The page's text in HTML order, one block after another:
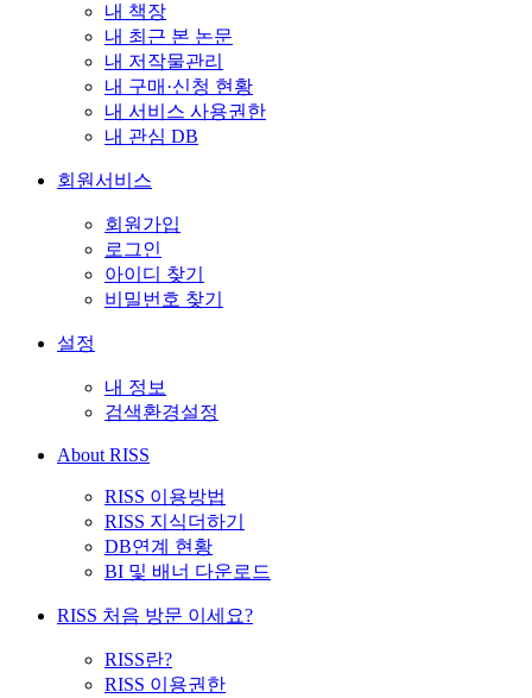
내 책장
내 최근 본 논문
내 저작물관리
내 구매·신청 현황
내 서비스 사용권한
내 관심 DB
회원서비스
회원가입
로그인
아이디 찾기
비밀번호 찾기
설정
내 정보
검색환경설정
About RISS
RISS 이용방법
RISS 지식더하기
DB연계 현황
BI 및 배너 다운로드
RISS 처음 방문 이세요?
RISS란?
RISS 이용권한